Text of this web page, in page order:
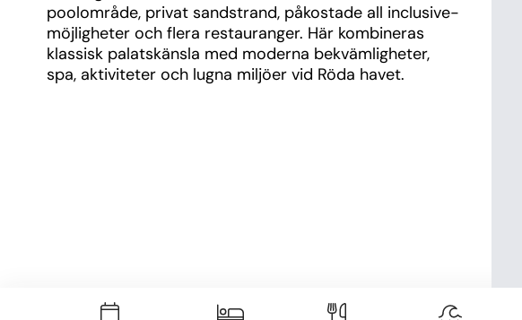
poolområde, privat sandstrand, påkostade all inclusive-
möjligheter och flera restauranger. Här kombineras
klassisk palatskänsla med moderna bekvämligheter,
spa, aktiviteter och lugna miljöer vid Röda havet.